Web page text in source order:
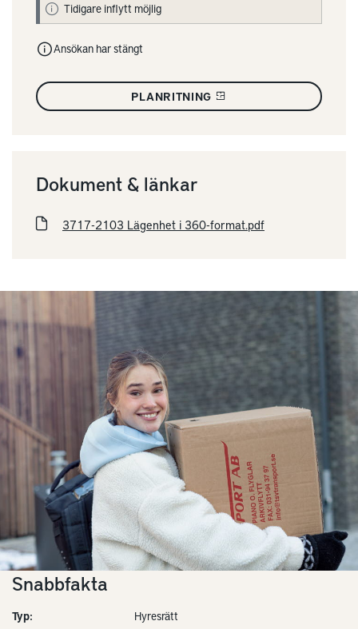
Tidigare inflytt möjlig
Ansökan har stängt
PLANRITNING
Dokument & länkar
3717-2103 Lägenhet i 360-format.pdf
Snabbfakta
Typ:
Hyresrätt